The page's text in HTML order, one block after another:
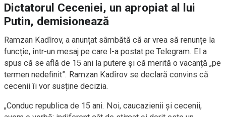
Dictatorul Ceceniei, un apropiat al lui
Putin, demisionează
Ramzan Kadîrov, a anunțat sâmbătă că ar vrea să renunțe la
funcție, într-un mesaj pe care l-a postat pe Telegram. El a
spus că se află de 15 ani la putere și că merită o vacanță „pe
termen nedefinit”. Ramzan Kadîrov se declară convins că
cecenii îi vor susține decizia.
„Conduc republica de 15 ani. Noi, caucazienii și cecenii,